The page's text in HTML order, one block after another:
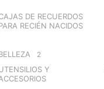
DE RECUERDOS
RECIÉN NACIDOS
2
Y